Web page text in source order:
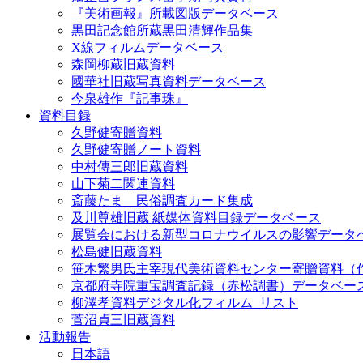
『美術画報』所載図版データベース
黒田記念館所蔵黒田清輝作品集
X線フィルムデータベース
森岡柳蔵旧蔵資料
國華社旧蔵写真資料データベース
今泉雄作『記事珠』
資料目録
久野健寄贈資料
久野健寄贈ノート資料
中村傳三郎旧蔵資料
山下菊二関連資料
斎藤たま 民俗調査カード集成
及川尊雄旧蔵 紙媒体資料目録データベース
展覧会における新型コロナウイルスの影響データ
松島健旧蔵資料
笹木繁男氏主宰現代美術資料センター寄贈資料（
京都府寺院重宝調査記録（赤松調書）データベー
柳澤孝資料デジタル化フィルム_リスト
菅沼貞三旧蔵資料
活動報告
日本語